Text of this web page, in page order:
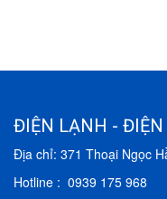
ĐIỆN LẠNH - ĐIỆN
Địa chỉ: 371 Thoại Ngọc
Hotline : 0939 175 968